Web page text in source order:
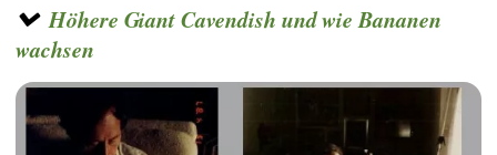
Höhere Giant Cavendish und wie Bananen
wachsen